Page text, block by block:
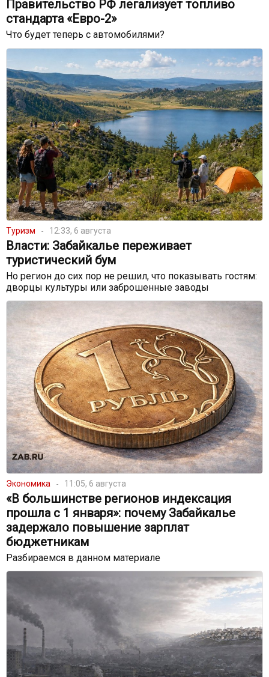
Правительство РФ легализует топливо
стандарта «Евро-2»
Что будет теперь с автомобилями?
Туризм 12:33, 6 августа
Власти: Забайкалье переживает
туристический бум
Но регион до сих пор не решил, что показывать гостям:
дворцы культуры или заброшенные заводы
Экономика 11:05, 6 августа
«В большинстве регионов индексация
прошла с 1 января»: почему Забайкалье
задержало повышение зарплат
бюджетникам
Разбираемся в данном материале